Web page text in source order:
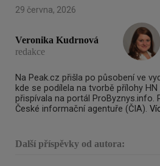
29 června, 2026
Veronika Kudrnová
redakce
Na Peak.cz přišla po působení ve
kde se podílela na tvorbě přílohy
přispívala na portál ProByznys.info.
České informační agentuře (ČIA).
Další příspěvky od autora: